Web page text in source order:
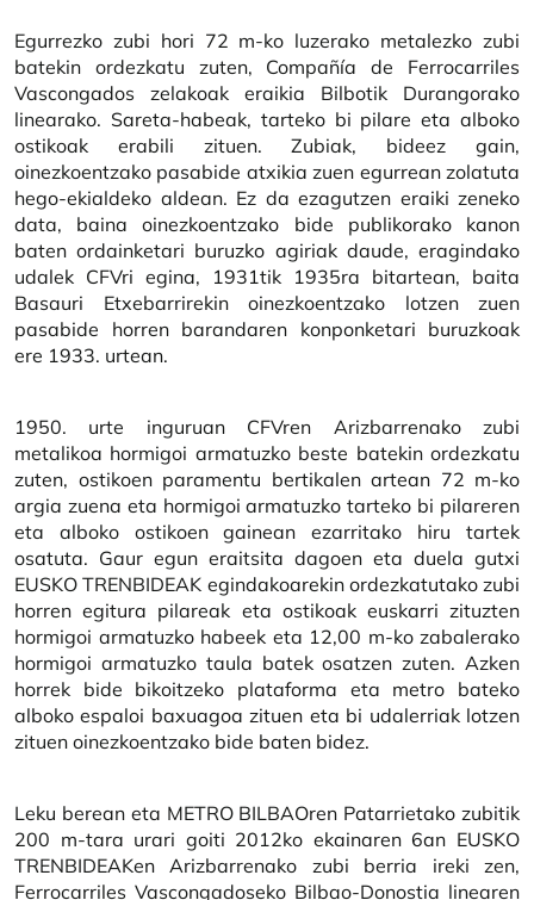
Egurrezko zubi hori 72 m-ko luzerako metalezko zubi
batekin ordezkatu zuten, Compañía de Ferrocarriles
Vascongados zelakoak eraikia Bilbotik Durangorako
linearako. Sareta-habeak, tarteko bi pilare eta alboko
ostikoak erabili zituen. Zubiak, bideez gain,
oinezkoentzako pasabide atxikia zuen egurrean zolatuta
hego-ekialdeko aldean. Ez da ezagutzen eraiki zeneko
data, baina oinezkoentzako bide publikorako kanon
baten ordainketari buruzko agiriak daude, eragindako
udalek CFVri egina, 1931tik 1935ra bitartean, baita
Basauri Etxebarrirekin oinezkoentzako lotzen zuen
pasabide horren barandaren konponketari buruzkoak
ere 1933. urtean.
1950. urte inguruan CFVren Arizbarrenako zubi
metalikoa hormigoi armatuzko beste batekin ordezkatu
zuten, ostikoen paramentu bertikalen artean 72 m-ko
argia zuena eta hormigoi armatuzko tarteko bi pilareren
eta alboko ostikoen gainean ezarritako hiru tartek
osatuta. Gaur egun eraitsita dagoen eta duela gutxi
EUSKO TRENBIDEAK egindakoarekin ordezkatutako zubi
horren egitura pilareak eta ostikoak euskarri zituzten
hormigoi armatuzko habeek eta 12,00 m-ko zabalerako
hormigoi armatuzko taula batek osatzen zuten. Azken
horrek bide bikoitzeko plataforma eta metro bateko
alboko espaloi baxuagoa zituen eta bi udalerriak lotzen
zituen oinezkoentzako bide baten bidez.
Leku berean eta METRO BILBAOren Patarrietako zubitik
200 m-tara urari goiti 2012ko ekainaren 6an EUSKO
TRENBIDEAKen Arizbarrenako zubi berria ireki zen,
Ferrocarriles Vascongadoseko Bilbao-Donostia linearen